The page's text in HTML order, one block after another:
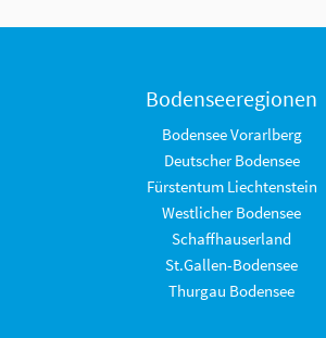
Bodenseeregionen
Bodensee Vorarlberg
Deutscher Bodensee
Fürstentum Liechtenstein
Westlicher Bodensee
Schaffhauserland
St.Gallen-Bodensee
Thurgau Bodensee